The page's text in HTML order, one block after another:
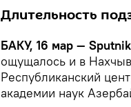
Длительность
БАКУ, 16 мар —
ощущалось и в
Республиканский
академии наук